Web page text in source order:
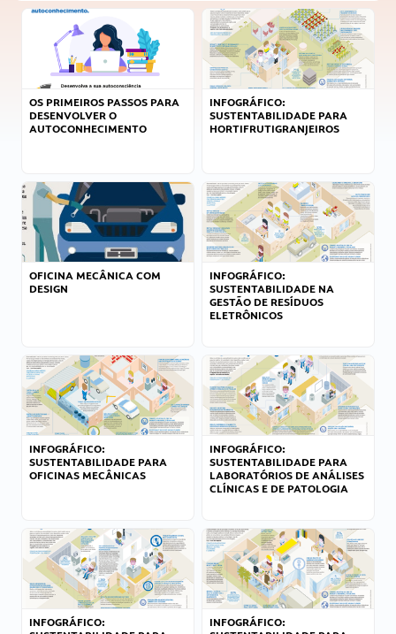
OS PRIMEIROS PASSOS PARA
DESENVOLVER O
AUTOCONHECIMENTO
INFOGRÁFICO:
SUSTENTABILIDADE PARA
HORTIFRUTIGRANJEIROS
OFICINA MECÂNICA COM
DESIGN
INFOGRÁFICO:
SUSTENTABILIDADE NA
GESTÃO DE RESÍDUOS
ELETRÔNICOS
INFOGRÁFICO:
SUSTENTABILIDADE PARA
OFICINAS MECÂNICAS
INFOGRÁFICO:
SUSTENTABILIDADE PARA
LABORATÓRIOS DE ANÁLISES
CLÍNICAS E DE PATOLOGIA
INFOGRÁFICO:
INFOGRÁFICO: